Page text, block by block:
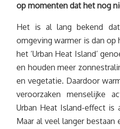
op momenten dat het nog
Het is al lang bekend
omgeving warmer is dan
het ‘Urban Heat Island’
en houden meer
en vegetatie. Daardoor
veroorzaken menselijke
Urban Heat Island-effect is
Maar al veel langer